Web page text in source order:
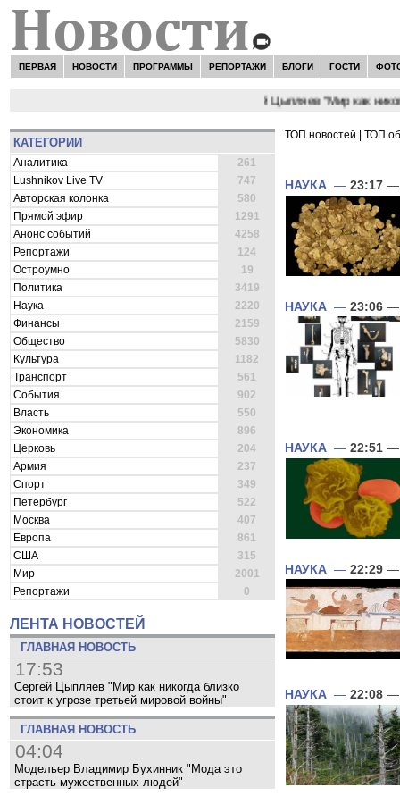
ПЕРВАЯ НОВОСТИ ПРОГРАММЫ РЕПОРТАЖИ БЛОГИ ГОСТИ
Сергей Цыпляев "Мир как никогда
КАТЕГОРИИ
Аналитика
261
Lushnikov Live TV
747
Авторская колонка
580
Прямой эфир
1291
Анонс событий
4258
Репортажи
124
Остроумно
19
Политика
3419
Наука
2220
Финансы
2159
Общество
5830
Культура
1182
Транспорт
561
События
902
Власть
550
Экономика
896
Церковь
204
Армия
237
Спорт
349
Петербург
522
Москва
407
Европа
861
США
315
Мир
2001
Репортажи
0
ЛЕНТА НОВОСТЕЙ
ГЛАВНАЯ НОВОСТЬ
17:53
Сергей Цыпляев "Мир как никогда близко
стоит к угрозе третьей мировой войны"
ГЛАВНАЯ НОВОСТЬ
04:04
Модельер Владимир Бухинник "Мода это
страсть мужественных людей"
ТОП новостей ТОП
НАУКА — 23:17 —
НАУКА — 23:06 —
НАУКА — 22:51 —
НАУКА — 22:29 —
НАУКА — 22:08 —